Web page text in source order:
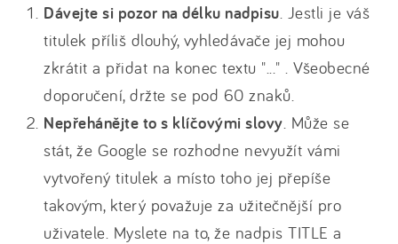
Dávejte si pozor na délku nadpisu. Jestli je váš
titulek příliš dlouhý, vyhledávače jej mohou
zkrátit a přidat na konec textu "..." . Všeobecné
doporučení, držte se pod 60 znaků.
Nepřehánějte to s klíčovými slovy. Může se
stát, že Google se rozhodne nevyužít vámi
vytvořený titulek a místo toho jej přepíše
takovým, který považuje za užitečnější pro
uživatele. Myslete na to, že nadpis TITLE a